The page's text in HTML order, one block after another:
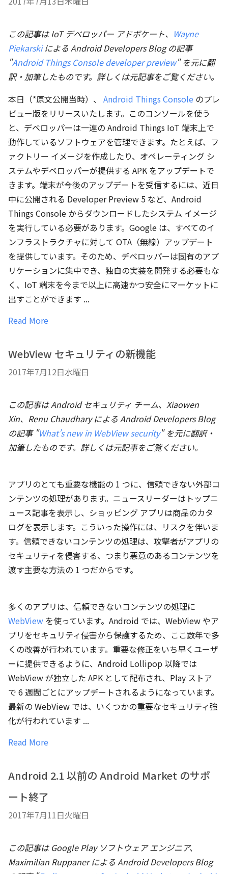
この記事はIoT デベロッパー アドボケート、 Wayne
Piekarski による Android Developers Blog の記事
"Android Things Console developer preview" を元に翻
訳・加筆したものです。詳しくは元記事をご覧ください。
本日（*原文公開当時）、 Android Things Console のプレ
ビュー版をリリースいたします。このコンソールを使う
と、デベロッパーは一連の Android Things IoT 端末上で
動作しているソフトウェアを管理できます。たとえば、フ
ァクトリー イメージを作成したり、オペレーティング シ
ステムやデベロッパーが提供する APK をアップデートで
きます。端末が今後のアップデートを受信するには、近日
中に公開される Developer Preview 5 など、Android
Things Console からダウンロードしたシステム イメージ
を実行している必要があります。Google は、すべてのイ
ンフラストラクチャに対して OTA（無線）アップデート
を提供しています。そのため、デベロッパーは固有のアプ
リケーションに集中でき、独自の実装を開発する必要もな
く、IoT 端末を今まで以上に高速かつ安全にマーケットに
出すことができます ...
Read More
WebView セキュリティの新機能
2017年7月12日水曜日
この記事は Android セキュリティ チーム、Xiaowen
Xin、Renu Chaudhary による Android Developers Blog
の記事 "What’s new in WebView security" を元に翻訳・
加筆したものです。詳しくは元記事をご覧ください。
アプリのとても重要な機能の 1 つに、信頼できない外部コ
ンテンツの処理があります。ニュースリーダーはトップニ
ュース記事を表示し、ショッピング アプリは商品のカタ
ログを表示します。こういった操作には、リスクを伴いま
す。信頼できないコンテンツの処理は、攻撃者がアプリの
セキュリティを侵害する、つまり悪意のあるコンテンツを
渡す主要な方法の 1 つだからです。
多くのアプリは、信頼できないコンテンツの処理に
WebView を使っています。Android では、WebView やア
プリをセキュリティ侵害から保護するため、ここ数年で多
くの改善が行われています。重要な修正をいち早くユーザ
ーに提供できるように、Android Lollipop 以降では
WebView が独立した APK として配布され、Play ストア
で 6 週間ごとにアップデートされるようになっています。
最新の WebView では、いくつかの重要なセキュリティ強
化が行われています ...
Read More
Android 2.1 以前の Android Market のサポ
ート終了
2017年7月11日火曜日
この記事は Google Play ソフトウェア エンジニア、
Maximilian Ruppanerによる Android Developers Blog